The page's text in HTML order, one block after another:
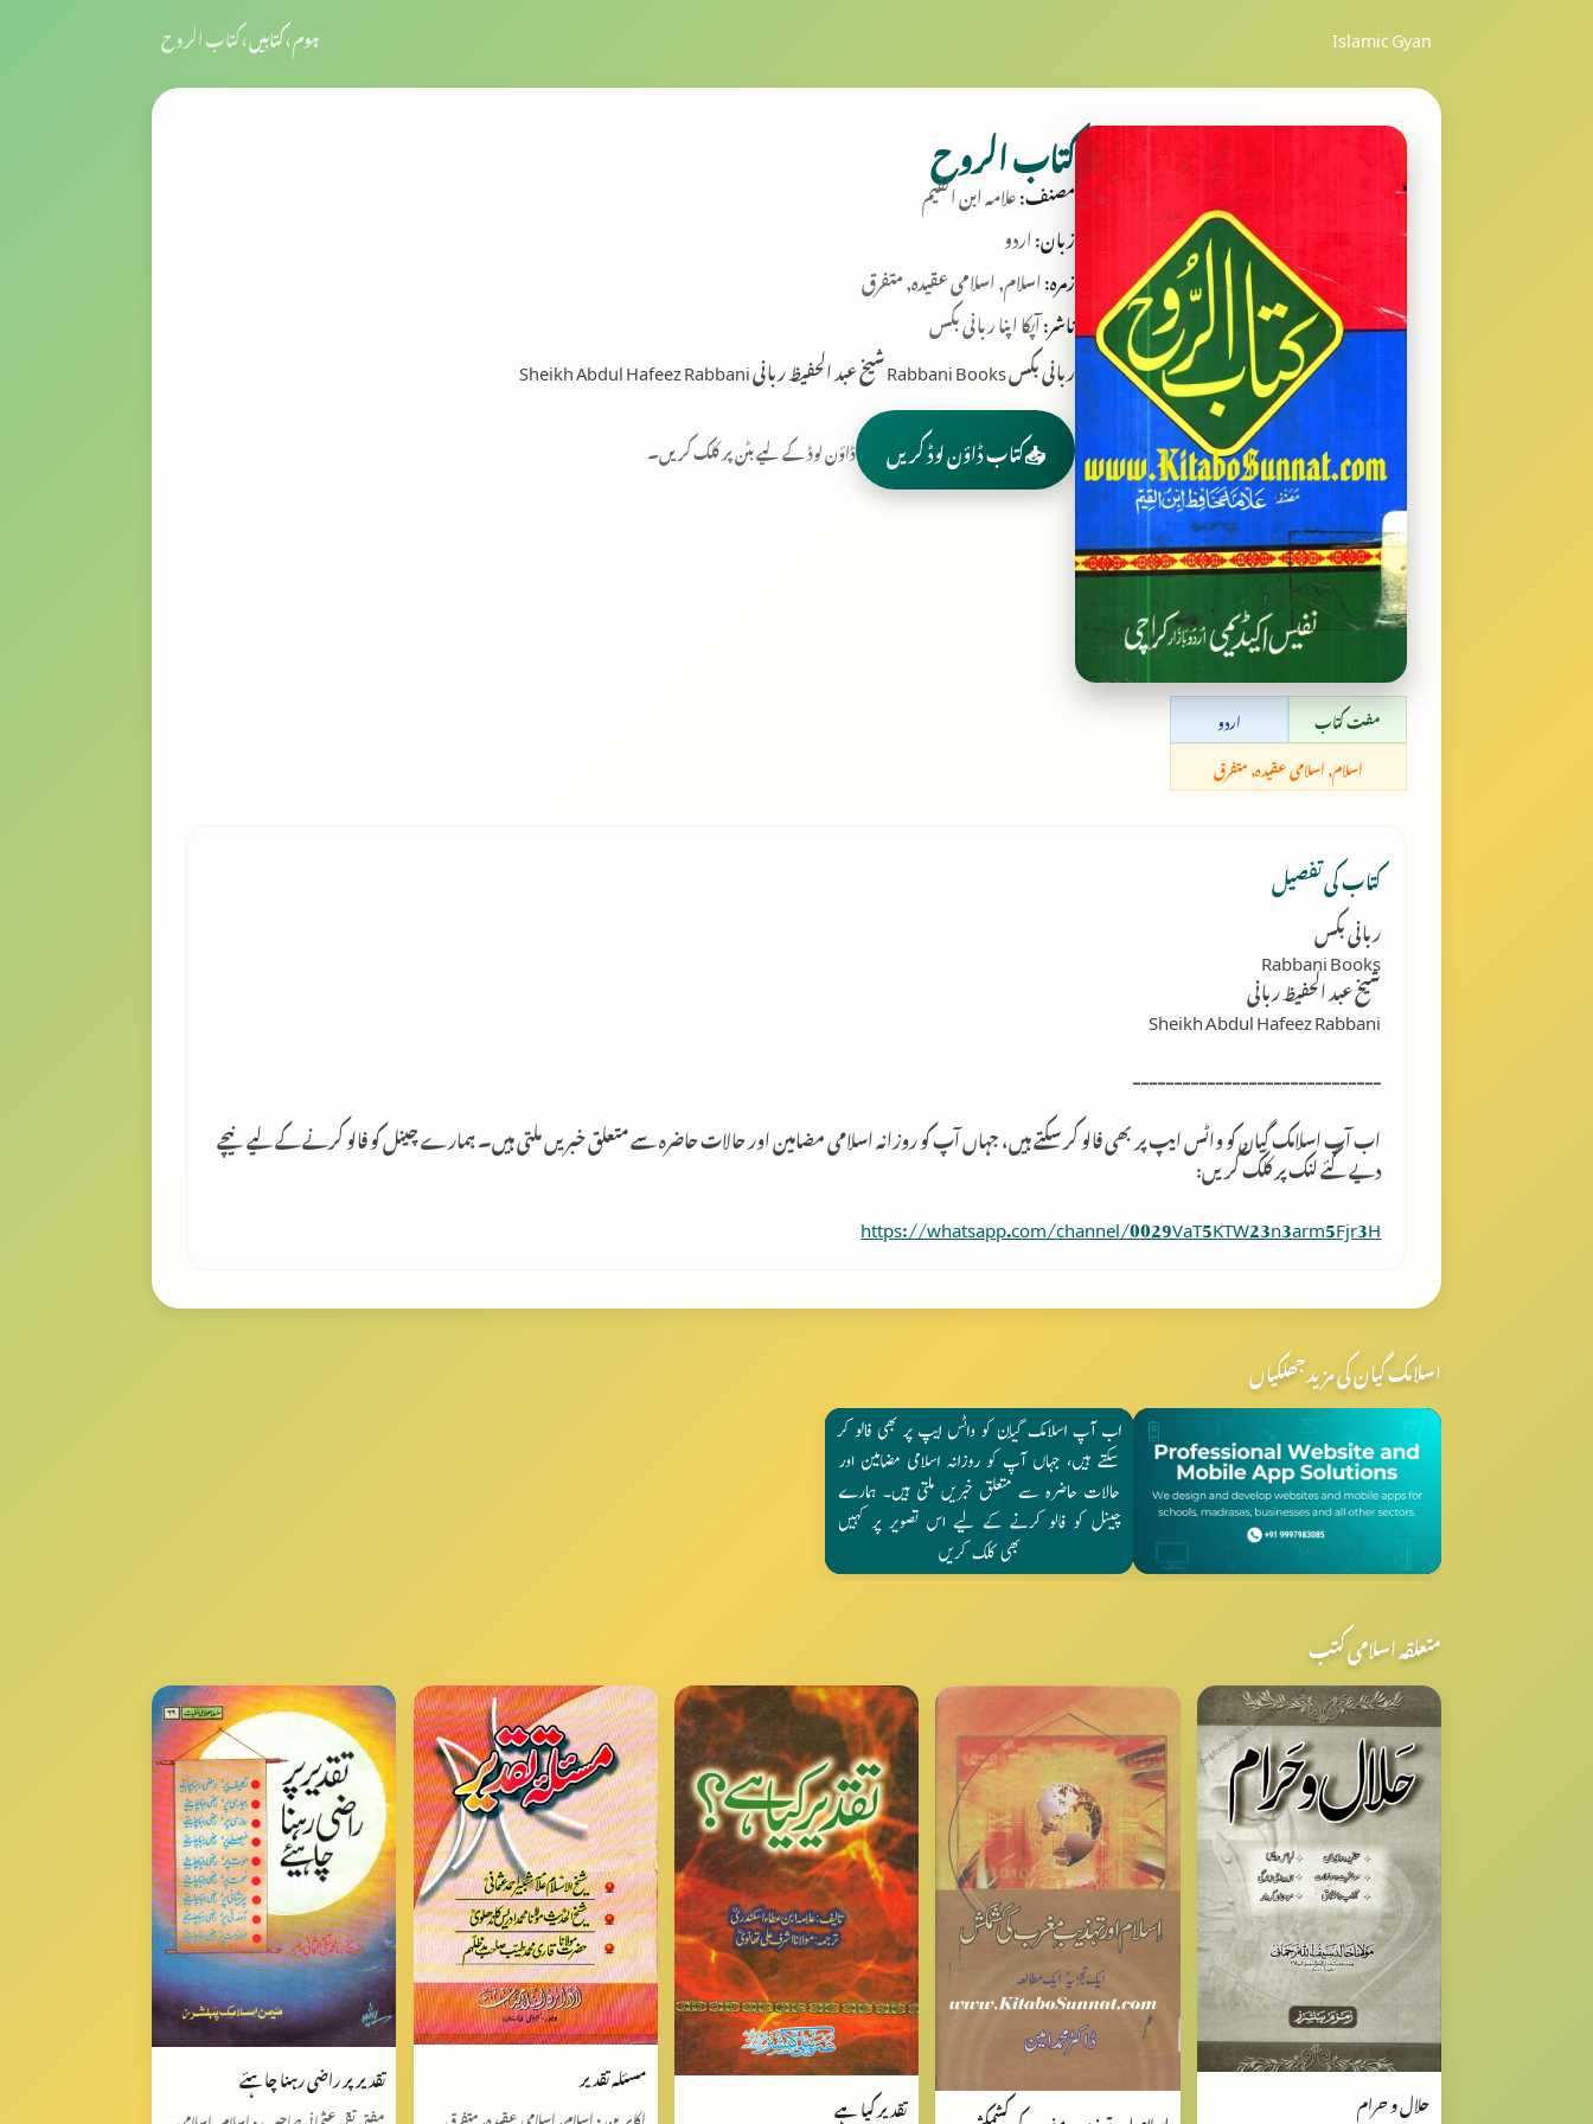
Islamic Gyan ہوم›کتابیں›کتاب الروح
مفت کتاب
اردو
اسلام, اسلامی عقیدہ, متفرق
کتاب الروح
مصنف:علامہ ابن القیم
زبان:اردو
زمرہ:اسلام, اسلامی عقیدہ, متفرق
ناشر:آپکا اپنا ربانی بکس
ربانی بکس Rabbani Books شیخ عبد الحفیظ ربانی Sheikh Abdul Hafeez Rabbani
📥کتاب ڈاؤن لوڈ کریں ڈاؤن لوڈ کے لیے بٹن پر کلک کریں۔
کتاب کی تفصیل
ربانی بکس
Rabbani Books
شیخ عبد الحفیظ ربانی
Sheikh Abdul Hafeez Rabbani
------------------------------
اب آپ اسلامک گِیان کو واٹس ایپ پر بھی فالو کر سکتے ہیں، جہاں آپ کو روزانہ اسلامی مضامین اور حالات حاضرہ سے متعلق خبریں ملتی ہیں۔ ہمارے چینل کو فالو کرنے کے لیے نیچے
دیے گئے لنک پر کلک کریں:
https://whatsapp.com/channel/0029VaT5KTW23n3arm5Fjr3H
اسلامک گیان کی مزید جھلکیاں
متعلقہ اسلامی کتب
حلال و حرام تقدیر کیا ہے
مسئلہ تقدیر
اکابرین • اسلام, اسلامی عقیدہ, متفرق
تقدیر پر راضی رہنا چاہئے